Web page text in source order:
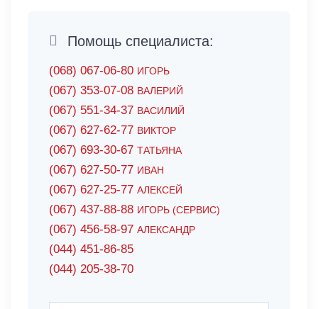
Помощь специалиста:
(068) 067-06-80 ИГОРЬ
(067) 353-07-08 ВАЛЕРИЙ
(067) 551-34-37 ВАСИЛИЙ
(067) 627-62-77 ВИКТОР
(067) 693-30-67 ТАТЬЯНА
(067) 627-50-77 ИВАН
(067) 627-25-77 АЛЕКСЕЙ
(067) 437-88-88 ИГОРЬ (СЕРВИС)
(067) 456-58-97 АЛЕКСАНДР
(044) 451-86-85
(044) 205-38-70